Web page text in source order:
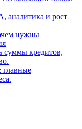
аналитика и рост
нужны
суммы кредитов,
главные